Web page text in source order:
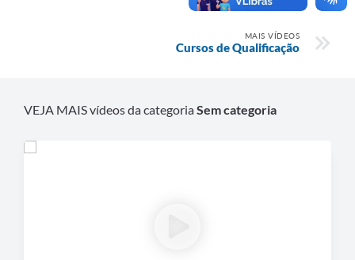
MAIS VÍDEOS
Cursos de Qualificação
VEJA MAIS vídeos da categoriaSem categoria